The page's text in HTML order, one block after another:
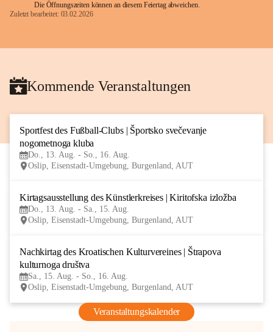
Die Öffnungszeiten können an diesem Feiertag abweichen.
Zuletzt bearbeitet: 03.02.2026
Kommende Veranstaltungen
Sportfest des Fußball-Clubs | Športsko svečevanje
nogometnoga kluba
Do., 13. Aug. - So., 16. Aug.
Oslip, Eisenstadt-Umgebung, Burgenland, AUT
Kirtagsausstellung des Künstlerkreises | Kiritofska izložba
Do., 13. Aug. - Sa., 15. Aug.
Oslip, Eisenstadt-Umgebung, Burgenland, AUT
Nachkirtag des Kroatischen Kulturvereines | Štrapova
kulturnoga društva
Sa., 15. Aug. - So., 16. Aug.
Oslip, Eisenstadt-Umgebung, Burgenland, AUT
Veranstaltungskalender